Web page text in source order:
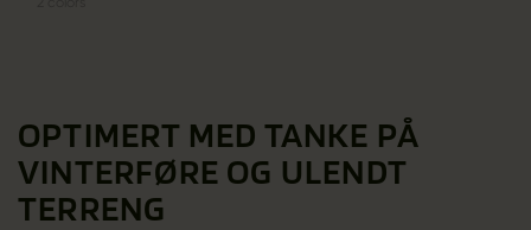
OPTIMERT MED TANKE PÅ
VINTERFØRE OG ULENDT
TERRENG